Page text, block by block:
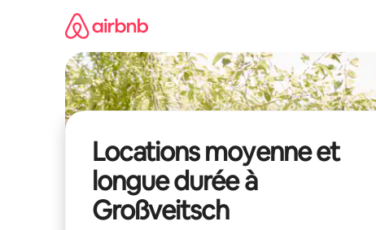
Locations moyenne et
longue durée à
Großveitsch